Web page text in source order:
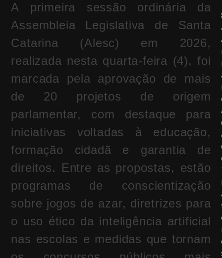
A primeira sessão ordinária da
Assembleia Legislativa de Santa
Catarina (Alesc) em 2026,
realizada nesta quarta-feira (4), foi
marcada pela aprovação de mais
de 20 projetos de origem
parlamentar, com destaque para
iniciativas voltadas à educação,
formação cidadã e garantia de
direitos. Entre as propostas, estão
programas de conscientização
sobre jogos de azar, diretrizes para
o uso ético da inteligência artificial
nas escolas e medidas que tornam